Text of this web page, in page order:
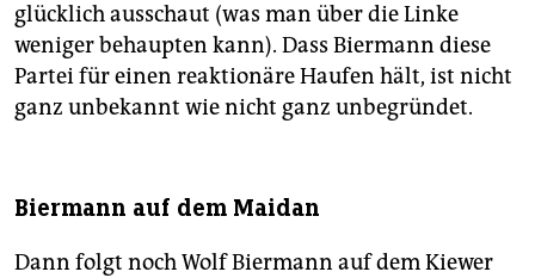
glücklich ausschaut (was man über die Linke
weniger behaupten kann). Dass Biermann diese
Partei für einen reaktionäre Haufen hält, ist nicht
ganz unbekannt wie nicht ganz unbegründet.
Biermann auf dem Maidan
Dann folgt noch Wolf Biermann auf dem Kiewer